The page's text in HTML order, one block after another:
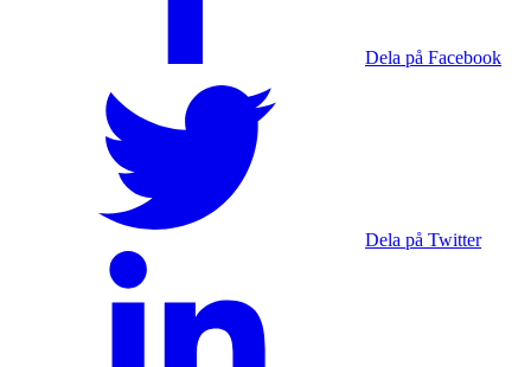
Dela på Facebook
Dela på Twitter